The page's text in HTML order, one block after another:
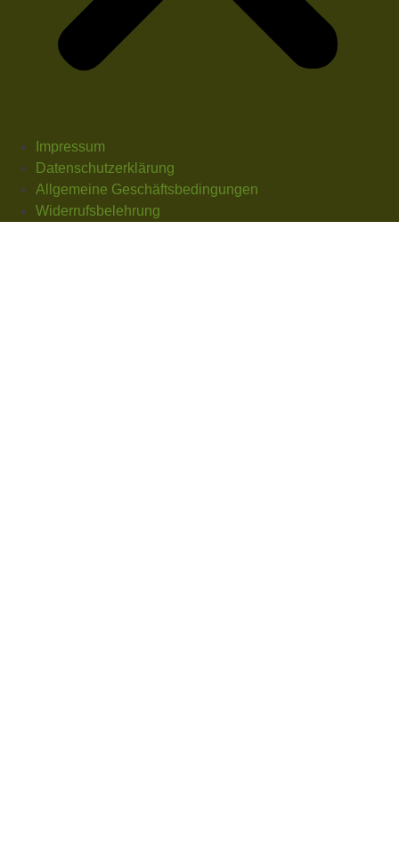
Impressum
Datenschutzerklärung
Allgemeine Geschäftsbedingungen
Widerrufsbelehrung